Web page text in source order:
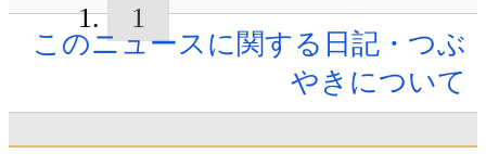
1
このニュースに関する日記・つぶ
やきについて